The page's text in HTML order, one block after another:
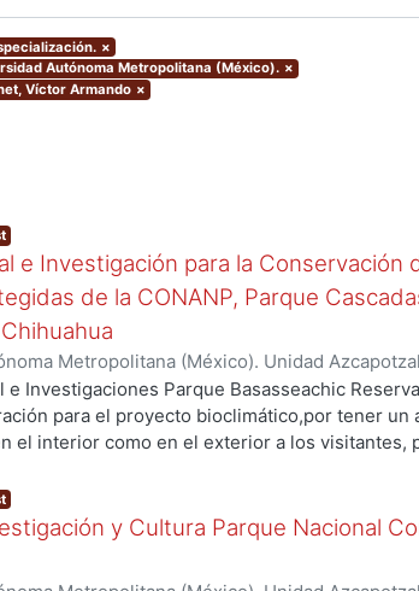
×
Autónoma Metropolitana (México). ×
Víctor Armando ×
e Investigación para la Conservación
de la CONANP, Parque
Metropolitana (México). Unidad
,2009-12)Soto Álvarez, Yrelli
e Investigaciones Parque Basasseachic
para el proyecto bioclimático,por tener un
el interior como en el exterior a los visitantes,
espacios como son: aulas, áreas de
regaderas y baños, comedor, auditorio,
de artículos, haciendo una adecuada
y su interacción con otras áreas. Así
y Cultura Parque Nacional